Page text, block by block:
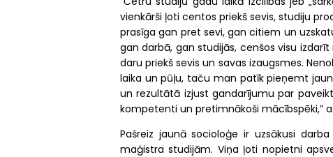
vienkārši ļoti centos priekš sevis, studiju
prasīga gan pret sevi, gan citiem un
gan darbā, gan studijās, cenšos visu
daru priekš sevis un savas izaugsmes.
laika un pūļu, taču man patīk pieņemt
un rezultātā izjust gandarījumu par
kompetenti un pretimnākoši mācībspēki,”
Pašreiz jaunā socioloģe ir uzsākusi
maģistra studijām. Viņa ļoti nopietni